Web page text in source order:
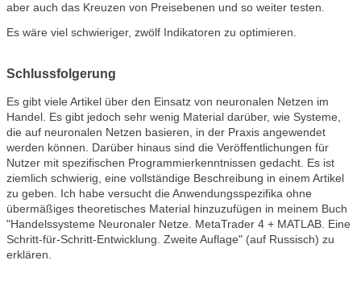
aber auch das Kreuzen von Preisebenen und so weiter testen.
Es wäre viel schwieriger, zwölf Indikatoren zu optimieren.
Schlussfolgerung
Es gibt viele Artikel über den Einsatz von neuronalen Netzen im
Handel. Es gibt jedoch sehr wenig Material darüber, wie Systeme,
die auf neuronalen Netzen basieren, in der Praxis angewendet
werden können. Darüber hinaus sind die Veröffentlichungen für
Nutzer mit spezifischen Programmierkenntnissen gedacht. Es ist
ziemlich schwierig, eine vollständige Beschreibung in einem Artikel
zu geben. Ich habe versucht die Anwendungsspezifika ohne
übermäßiges theoretisches Material hinzuzufügen in meinem Buch
"Handelssysteme Neuronaler Netze. MetaTrader 4 + MATLAB. Eine
Schritt-für-Schritt-Entwicklung. Zweite Auflage" (auf Russisch) zu
erklären.